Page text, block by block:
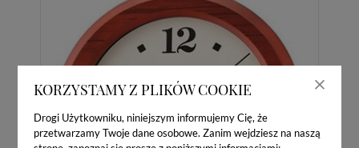
KORZYSTAMY Z PLIKÓW COOKIE
Drogi Użytkowniku, niniejszym informujemy Cię, że
przetwarzamy Twoje dane osobowe. Zanim wejdziesz na naszą